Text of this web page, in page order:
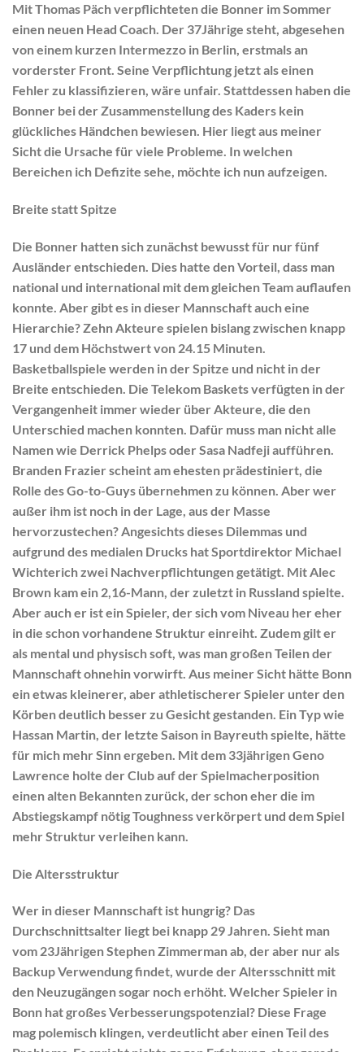
Mit Thomas Päch verpflichteten die Bonner im Sommer
einen neuen Head Coach. Der 37Jährige steht, abgesehen
von einem kurzen Intermezzo in Berlin, erstmals an
vorderster Front. Seine Verpflichtung jetzt als einen
Fehler zu klassifizieren, wäre unfair. Stattdessen haben die
Bonner bei der Zusammenstellung des Kaders kein
glückliches Händchen bewiesen. Hier liegt aus meiner
Sicht die Ursache für viele Probleme. In welchen
Bereichen ich Defizite sehe, möchte ich nun aufzeigen.
Breite statt Spitze
Die Bonner hatten sich zunächst bewusst für nur fünf
Ausländer entschieden. Dies hatte den Vorteil, dass man
national und international mit dem gleichen Team auflaufen
konnte. Aber gibt es in dieser Mannschaft auch eine
Hierarchie? Zehn Akteure spielen bislang zwischen knapp
17 und dem Höchstwert von 24.15 Minuten.
Basketballspiele werden in der Spitze und nicht in der
Breite entschieden. Die Telekom Baskets verfügten in der
Vergangenheit immer wieder über Akteure, die den
Unterschied machen konnten. Dafür muss man nicht alle
Namen wie Derrick Phelps oder Sasa Nadfeji aufführen.
Branden Frazier scheint am ehesten prädestiniert, die
Rolle des Go-to-Guys übernehmen zu können. Aber wer
außer ihm ist noch in der Lage, aus der Masse
hervorzustechen? Angesichts dieses Dilemmas und
aufgrund des medialen Drucks hat Sportdirektor Michael
Wichterich zwei Nachverpflichtungen getätigt. Mit Alec
Brown kam ein 2,16-Mann, der zuletzt in Russland spielte.
Aber auch er ist ein Spieler, der sich vom Niveau her eher
in die schon vorhandene Struktur einreiht. Zudem gilt er
als mental und physisch soft, was man großen Teilen der
Mannschaft ohnehin vorwirft. Aus meiner Sicht hätte Bonn
ein etwas kleinerer, aber athletischerer Spieler unter den
Körben deutlich besser zu Gesicht gestanden. Ein Typ wie
Hassan Martin, der letzte Saison in Bayreuth spielte, hätte
für mich mehr Sinn ergeben. Mit dem 33jährigen Geno
Lawrence holte der Club auf der Spielmacherposition
einen alten Bekannten zurück, der schon eher die im
Abstiegskampf nötig Toughness verkörpert und dem Spiel
mehr Struktur verleihen kann.
Die Altersstruktur
Wer in dieser Mannschaft ist hungrig? Das
Durchschnittsalter liegt bei knapp 29 Jahren. Sieht man
vom 23Jährigen Stephen Zimmerman ab, der aber nur als
Backup Verwendung findet, wurde der Altersschnitt mit
den Neuzugängen sogar noch erhöht. Welcher Spieler in
Bonn hat großes Verbesserungspotenzial? Diese Frage
mag polemisch klingen, verdeutlicht aber einen Teil des